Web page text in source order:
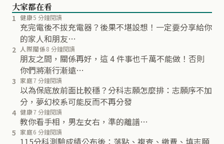
大家都在看
1 健康5 分鐘閱讀
充完電後不拔充電器？後果不堪設想！一定要分享給你
的家人和朋友…
2 人際關係8 分鐘閱讀
朋友之間，關係再好，這 4 件事也千萬不能做！否則
你們將漸行漸遠…
3 家庭7 分鐘閱讀
以為保底放前面比較穩？分科志願怎麼排：志願序不加
分，夢幻校系可能反而不再分發
4 健康7 分鐘閱讀
教你看手相，男左女右，準的離譜…
5 家庭6 分鐘閱讀
115分科測驗成績公布後：落點、複查、繳費、填志願